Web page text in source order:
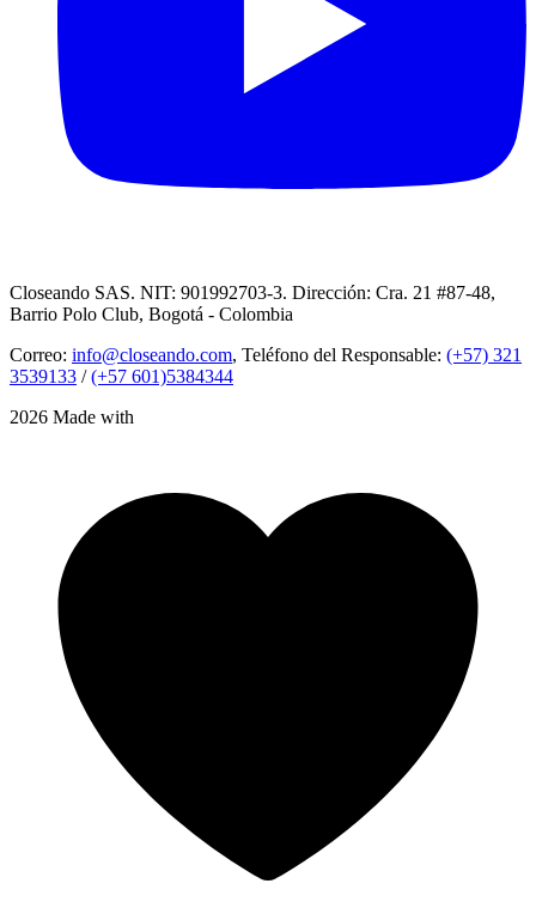
Closeando SAS. NIT: 901992703-3. Dirección: Cra. 21 #87-48,
Barrio Polo Club, Bogotá - Colombia
Correo: info@closeando.com, Teléfono del Responsable: (+57) 321
3539133 /(+57 601)5384344
2026 Made with